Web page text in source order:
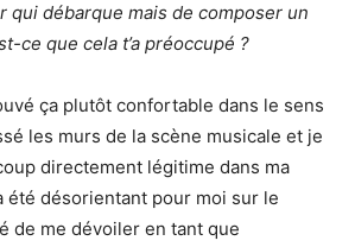
qui débarque mais de composer un
ce que cela t’a préoccupé ?
ça plutôt confortable dans le sens
les murs de la scène musicale et je
directement légitime dans ma
été désorientant pour moi sur le
de me dévoiler en tant que